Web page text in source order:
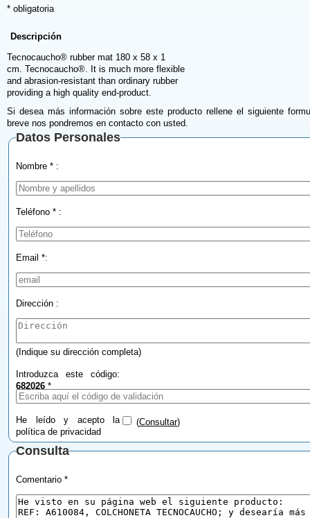
* obligatoria
Descripción
Tecnocaucho® rubber mat 180 x 58 x 1
cm. Tecnocaucho®. It is much more flexible
and abrasion-resistant than ordinary rubber
providing a high quality end-product.
Si desea más información sobre este producto rellene el siguiente
breve nos pondremos en contacto con usted.
Datos Personales
Nombre * :
Teléfono * :
Email *:
Dirección :
(Indique su dirección completa)
Introduzca este código:
682026 *
He leído y acepto la
política de privacidad
(Consultar)
Consulta
Comentario *